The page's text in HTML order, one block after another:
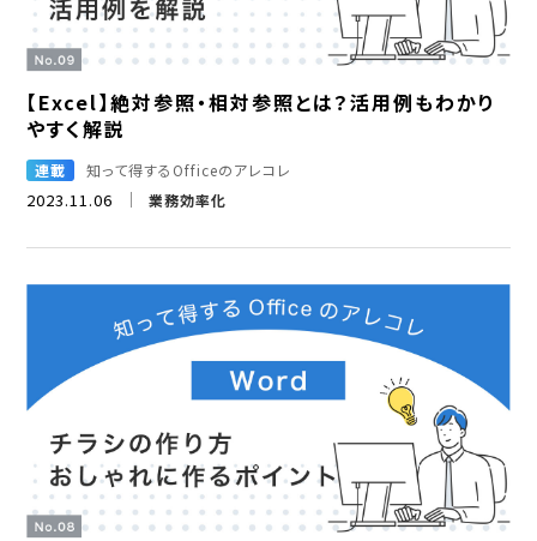
【Excel】絶対参照・相対参照とは？活用例もわかり
やすく解説
2023.11.06 業務効率化
連載 知って得するOfficeのアレコレ